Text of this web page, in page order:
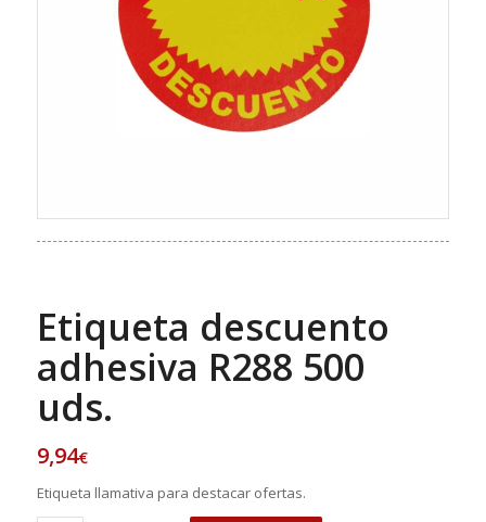
Etiqueta descuento
adhesiva R288 500
uds.
9,94€
Etiqueta llamativa para destacar ofertas.